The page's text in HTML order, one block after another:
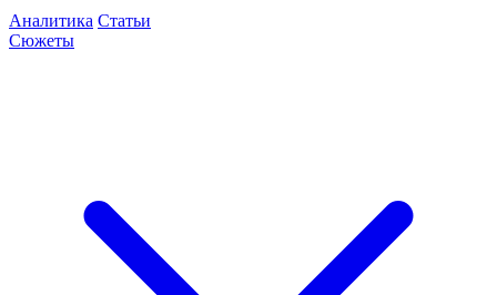
Аналитика Статьи
Сюжеты